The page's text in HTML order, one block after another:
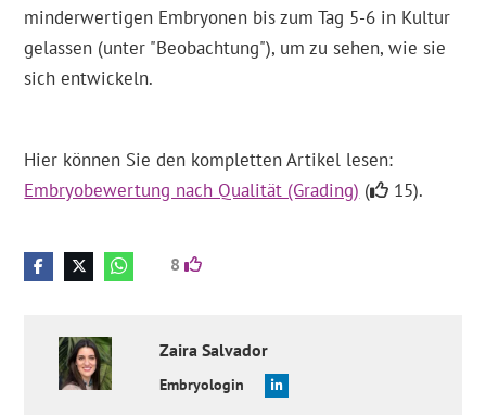
minderwertigen Embryonen bis zum Tag 5-6 in Kultur
gelassen (unter "Beobachtung"), um zu sehen, wie sie
sich entwickeln.
Hier können Sie den kompletten Artikel lesen:
Embryobewertung nach Qualität (Grading) ( 15).
8
Zaira Salvador
Embryologin